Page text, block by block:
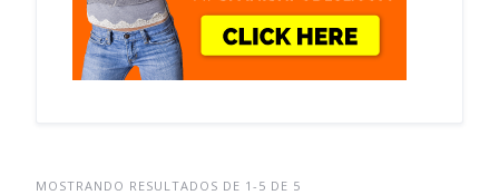
MOSTRANDO RESULTADOS DE 1-5 DE 5